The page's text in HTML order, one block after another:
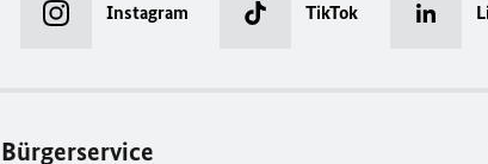
Instagram TikTok
Bürgerservice